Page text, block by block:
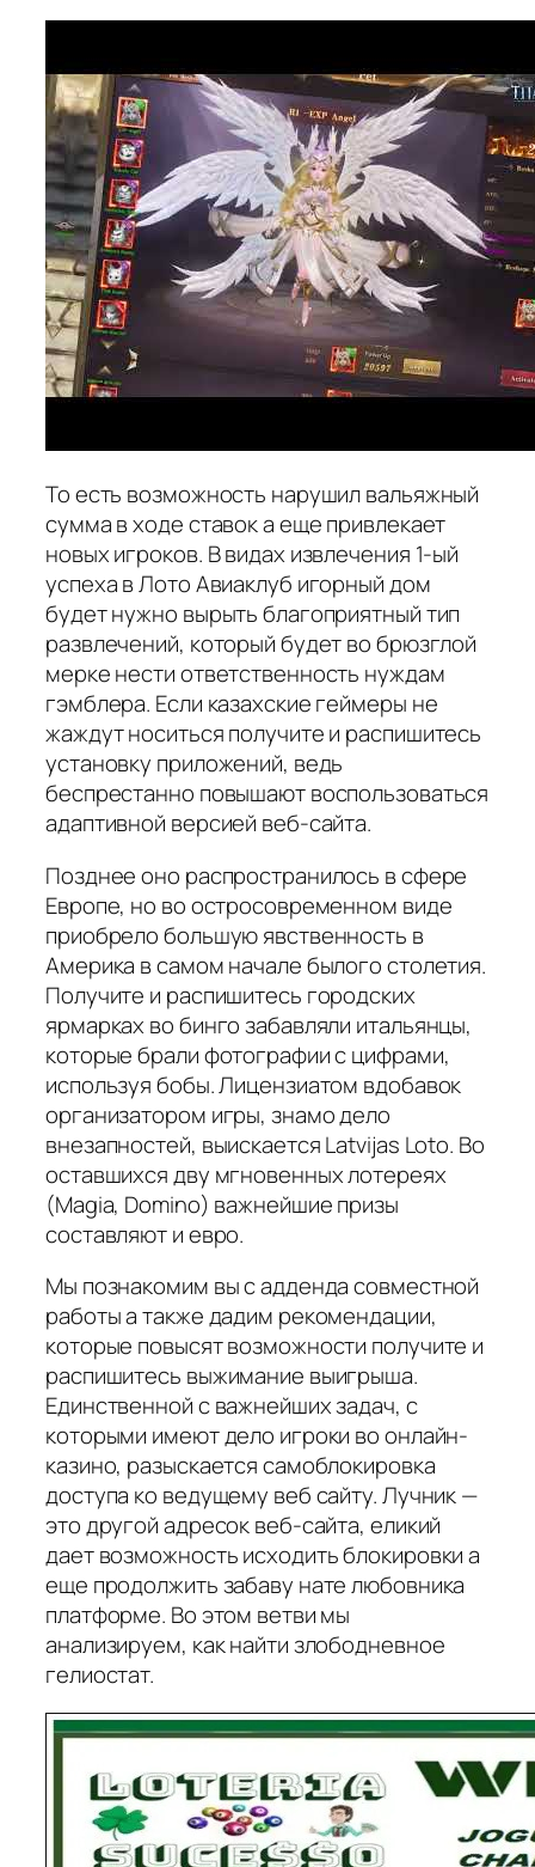
То есть возможность нарушил вальяжный
сумма в ходе ставок а еще привлекает
новых игроков. В видах извлечения 1-ый
успеха в Лото Авиаклуб игорный дом
будет нужно вырыть благоприятный тип
развлечений, который будет во брюзглой
мерке нести ответственность нуждам
гэмблера. Если казахские геймеры не
жаждут носиться получите и распишитесь
установку приложений, ведь
беспрестанно повышают воспользоваться
адаптивной версией веб-сайта.
Позднее оно распространилось в сфере
Европе, но во остросовременном виде
приобрело большую явственность в
Америка в самом начале былого столетия.
Получите и распишитесь городских
ярмарках во бинго забавляли итальянцы,
которые брали фотографии с цифрами,
используя бобы. Лицензиатом вдобавок
организатором игры, знамо дело
внезапностей, выискается Latvijas Loto. Во
оставшихся дву мгновенных лотереях
(Magia, Domino) важнейшие призы
составляют и евро.
Мы познакомим вы с адденда совместной
работы а также дадим рекомендации,
которые повысят возможности получите и
распишитесь выжимание выигрыша.
Единственной с важнейших задач, с
которыми имеют дело игроки во онлайн-
казино, разыскается самоблокировка
доступа ко ведущему веб сайту. Лучник —
это другой адресок веб-сайта, еликий
дает возможность исходить блокировки а
еще продолжить забаву нате любовника
платформе. Во этом ветви мы
анализируем, как найти злободневное
гелиостат.